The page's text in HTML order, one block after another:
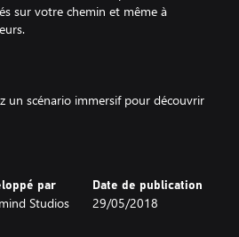
sur votre chemin et même à
un scénario immersif pour découvrir
par
Studios
Date de publication
29/05/2018